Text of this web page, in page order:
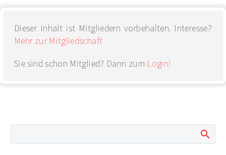
Dieser Inhalt ist Mitgliedern vorbehalten. Interesse?
Mehr zur Mitgliedschaft
Sie sind schon Mitglied? Dann zum Login!